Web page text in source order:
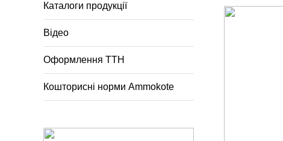
Каталоги продукції
Відео
Оформлення ТТН
Кошторисні норми Ammokote